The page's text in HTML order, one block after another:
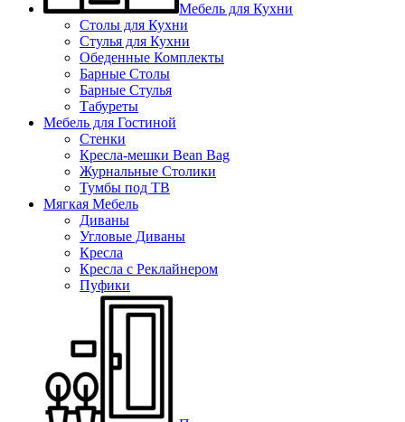
Мебель для Кухни
Столы для Кухни
Стулья для Кухни
Обеденные Комплекты
Барные Столы
Барные Стулья
Табуреты
Мебель для Гостиной
Стенки
Кресла-мешки Bean Bag
Журнальные Столики
Тумбы под ТВ
Мягкая Мебель
Диваны
Угловые Диваны
Кресла
Кресла с Реклайнером
Пуфики